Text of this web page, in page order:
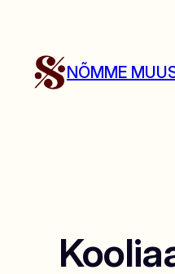
juurde
NÕMME